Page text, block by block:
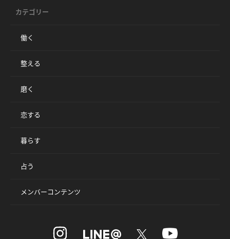
カテゴリー
働く
整える
磨く
恋する
暮らす
占う
メンバーコンテンツ